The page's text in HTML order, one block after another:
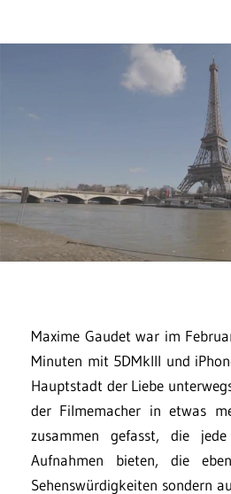
Maxime Gaudet war im
Minuten mit 5DMkIII und
Hauptstadt der Liebe
der Filmemacher in etwas
zusammen gefasst, die jede
Aufnahmen bieten, die
Sehenswürdigkeiten sondern